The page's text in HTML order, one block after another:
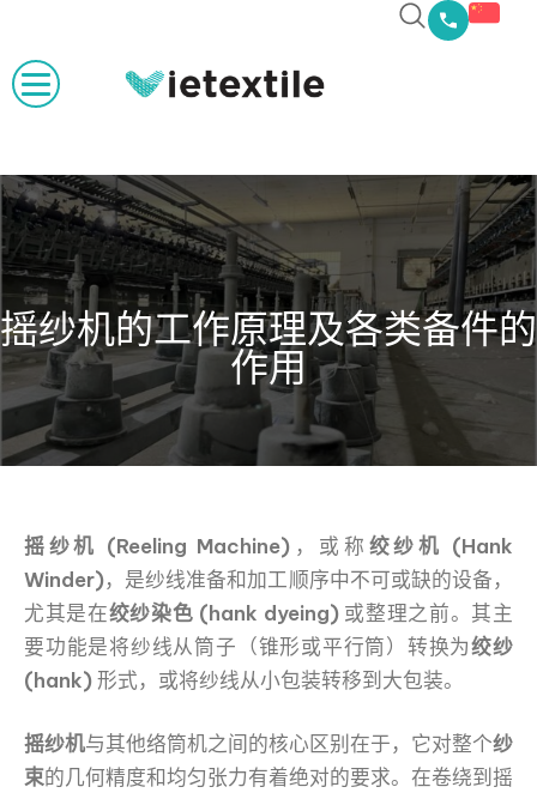
摇纱机的工作原理及各类备件的
作用
摇纱机 (Reeling Machine) ，或称 绞纱机 (Hank
Winder)，是纱线准备和加工顺序中不可或缺的设备，
尤其是在绞纱染色 (hank dyeing)或整理之前。其主
要功能是将纱线从筒子（锥形或平行筒）转换为绞纱
(hank)形式，或将纱线从小包装转移到大包装。
摇纱机与其他络筒机之间的核心区别在于，它对整个纱
束的几何精度和均匀张力有着绝对的要求。在卷绕到摇